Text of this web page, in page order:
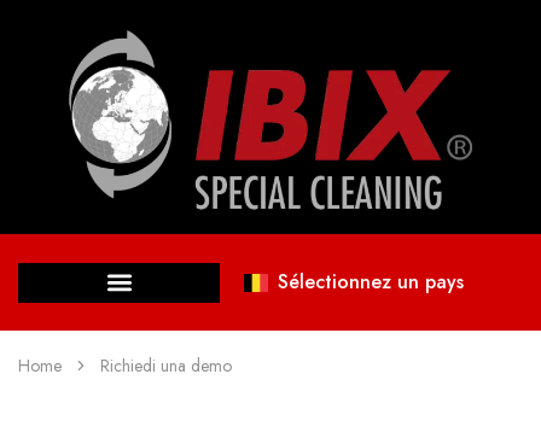
Sélectionnez un pays
Home Richiedi una demo